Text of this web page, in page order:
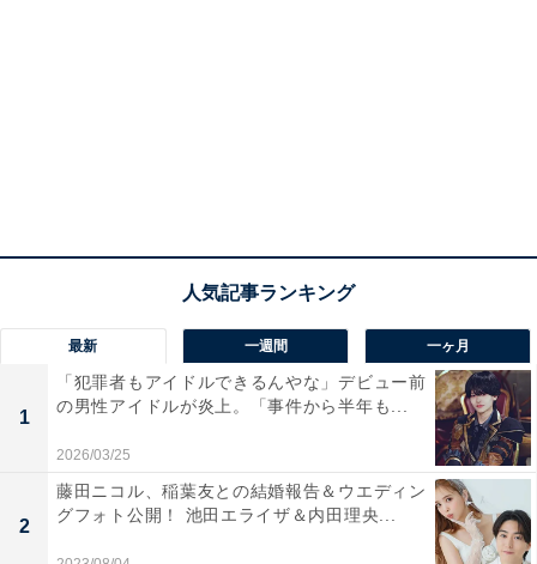
最新 一週間 一ヶ月
1
「犯罪者もアイドルできるんやな」デビュー前
の男性アイドルが炎上。「事件から半年も...
2026/03/25
2
藤田ニコル、稲葉友との結婚報告＆ウエディン
グフォト公開！ 池田エライザ＆内田理央...